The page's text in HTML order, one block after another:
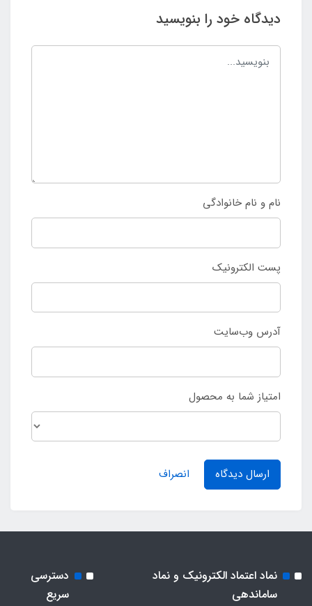
دیدگاه خود را بنویسید
نام و نام خانوادگی
پست الکترونیک
آدرس وب‌سایت
امتیاز شما به محصول
ارسال دیدگاه انصراف
نماد اعتماد الکترونیک و نماد
ساماندهی
دسترسی
سریع